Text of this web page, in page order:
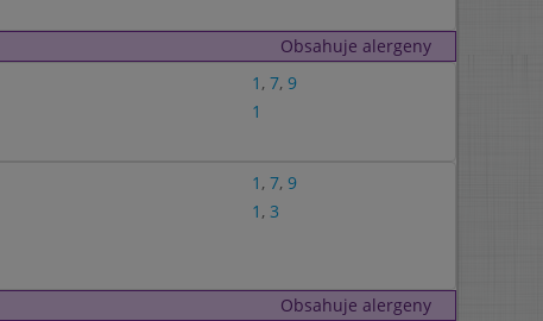
Obsahuje alergeny
1 , 7, 9
1
1 , 7, 9
1 , 3
Obsahuje alergeny